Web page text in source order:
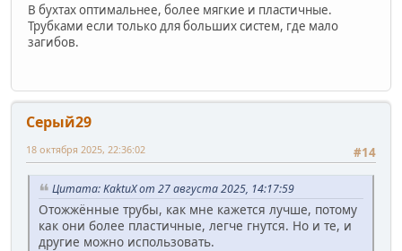
В бухтах оптимальнее, более мягкие и пластичные.
Трубками если только для больших систем, где мало
загибов.
Серый29
#14
18 октября 2025, 22:36:02
Цитата: KaktuX от 27 августа 2025, 14:17:59
Отожжённые трубы, как мне кажется лучше, потому
как они более пластичные, легче гнутся. Но и те, и
другие можно использовать.